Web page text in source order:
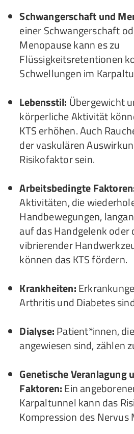
Schwangerschaft und
einer Schwangerschaft
Menopause kann es zu
Flüssigkeitsretentionen
Schwellungen im
Lebensstil: Übergewicht
körperliche Aktivität
KTS erhöhen. Auch
der vaskulären
Risikofaktor sein.
Arbeitsbedingte
Aktivitäten, die
Handbewegungen,
auf das Handgelenk oder
vibrierender
können das KTS fördern.
Krankheiten:
Arthritis und Diabetes
Dialyse:Patient*innen,
angewiesen sind, zählen
Genetische Veranlagung
Faktoren:Ein
Karpaltunnel kann das
Kompression des Nervus